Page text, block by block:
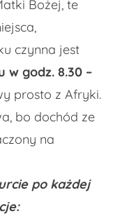
Bożej, te
czynna jest
w godz. 8.30 –
prosto z Afryki.
bo dochód ze
na
po każdej